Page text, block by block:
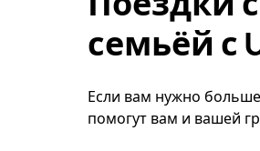
семьёй с
Если вам нужно
помогут вам и вашей